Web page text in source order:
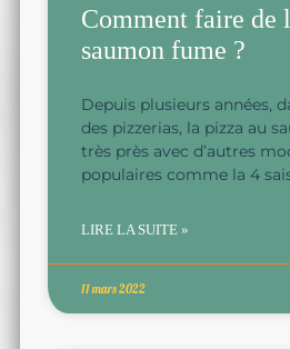
Comment faire de
saumon fume ?
Depuis plusieurs années,
des pizzerias, la pizza au
très près avec d’autres
populaires comme la 4
LIRE LA SUITE »
11 mars 2022